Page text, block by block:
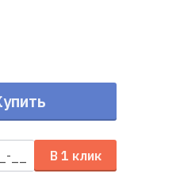
В 1 клик